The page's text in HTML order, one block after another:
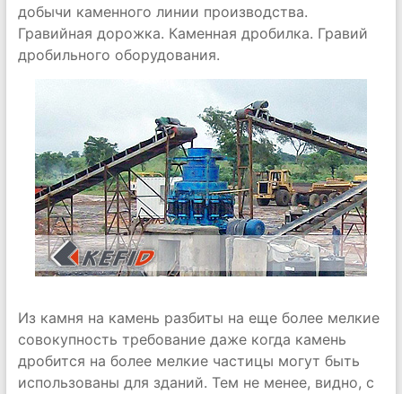
добычи каменного линии производства.
Гравийная дорожка. Каменная дробилка. Гравий
дробильного оборудования.
Из камня на камень разбиты на еще более мелкие
совокупность требование даже когда камень
дробится на более мелкие частицы могут быть
использованы для зданий. Тем не менее, видно, с